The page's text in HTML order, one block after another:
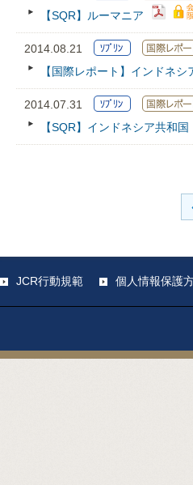
【SQR】ルーマニア
2014.08.21
【国際レポート】インドネ
2014.07.31
【SQR】インドネシア共和国
JCR行動規範 個人情報保護